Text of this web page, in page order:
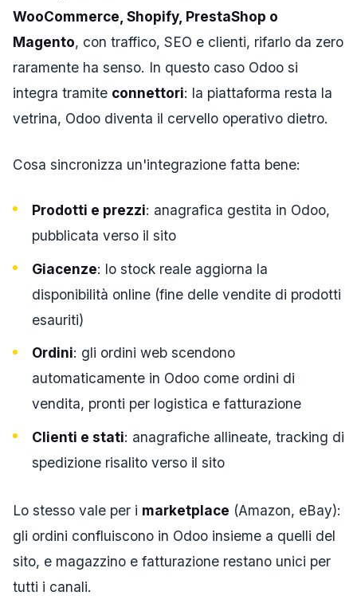
WooCommerce, Shopify, PrestaShop o
Magento, con traffico, SEO e clienti, rifarlo da zero
raramente ha senso. In questo caso Odoo si
integra tramite connettori: la piattaforma resta la
vetrina, Odoo diventa il cervello operativo dietro.
Cosa sincronizza un'integrazione fatta bene:
Prodotti e prezzi: anagrafica gestita in Odoo,
pubblicata verso il sito
Giacenze: lo stock reale aggiorna la
disponibilità online (fine delle vendite di prodotti
esauriti)
Ordini: gli ordini web scendono
automaticamente in Odoo come ordini di
vendita, pronti per logistica e fatturazione
Clienti e stati: anagrafiche allineate, tracking di
spedizione risalito verso il sito
Lo stesso vale per i marketplace (Amazon, eBay):
gli ordini confluiscono in Odoo insieme a quelli del
sito, e magazzino e fatturazione restano unici per
tutti i canali.